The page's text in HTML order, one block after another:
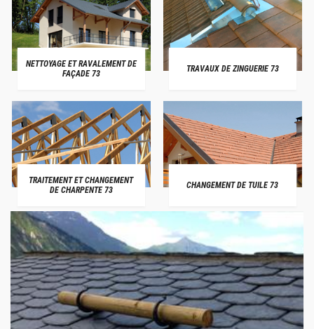
NETTOYAGE ET RAVALEMENT DE
FAÇADE 73
TRAVAUX DE ZINGUERIE 73
TRAITEMENT ET CHANGEMENT
DE CHARPENTE 73
CHANGEMENT DE TUILE 73